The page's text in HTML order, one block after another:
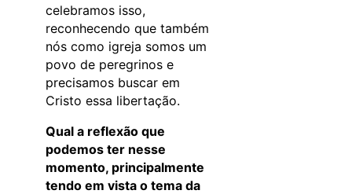
celebramos isso,
reconhecendo que também
nós como igreja somos um
povo de peregrinos e
precisamos buscar em
Cristo essa libertação.
Qual a reflexão que
podemos ter nesse
momento, principalmente
tendo em vista o tema da